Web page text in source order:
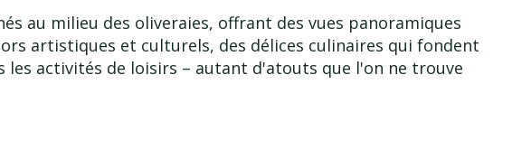
au milieu des oliveraies, offrant des vues panoramiques
artistiques et culturels, des délices culinaires qui fondent
activités de loisirs – autant d'atouts que l'on ne trouve